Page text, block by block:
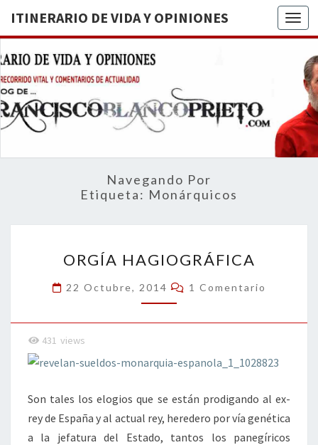
ITINERARIO DE VIDA Y OPINIONES
DE
BREVE
RECORRIDO
VITAL Y
ACTUALIDAD
Navegando Por
Etiqueta: Monárquicos
HAGIOGRÁFICA
ORGÍA HAGIOGRÁFICA
22 Octubre, 2014 Comentarios
1 Comentario
431 views
Son tales los elogios que se están prodigando al ex-
rey de España y al actual rey, heredero por vía genética
a la jefatura del Estado, tantos los panegíricos